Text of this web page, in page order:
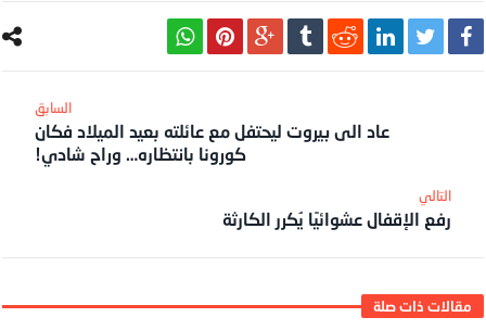
عاد الى بيروت ليحتفل مع عائلته بعيد الميلاد فكان
كورونا بانتظاره… وراح شادي!
‎التالي
رفع الإقفال عشوائيًا يُكرر الكارثة